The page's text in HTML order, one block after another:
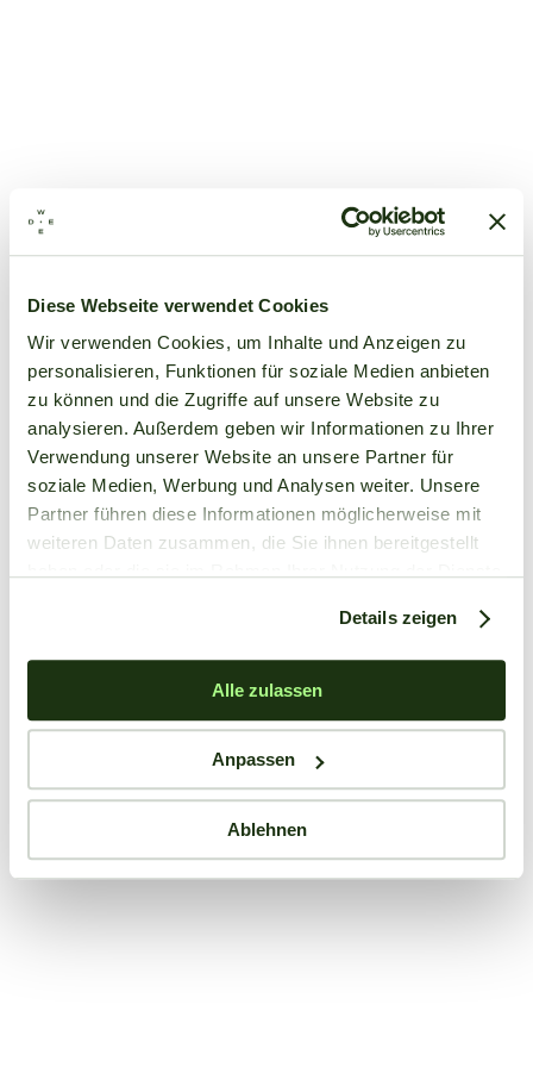
Diese Webseite verwendet Cookies
Wir verwenden Cookies, um Inhalte und Anzeigen zu
personalisieren, Funktionen für soziale Medien anbieten
zu können und die Zugriffe auf unsere Website zu
analysieren. Außerdem geben wir Informationen zu Ihrer
Verwendung unserer Website an unsere Partner für
soziale Medien, Werbung und Analysen weiter. Unsere
Partner führen diese Informationen möglicherweise mit
weiteren Daten zusammen, die Sie ihnen bereitgestellt
Details zeigen
Alle zulassen
Anpassen
Ablehnen